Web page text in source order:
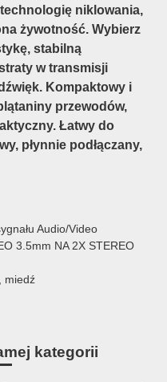
niklowania,
żywotność. Wybierz
stabilną
w transmisji
Kompaktowy i
przewodów,
Łatwy do
płynnie podłączany,
Audio/Video
3.5mm NA 2X STEREO
miedź
kategorii